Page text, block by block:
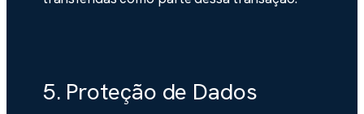
5. Proteção de Dados